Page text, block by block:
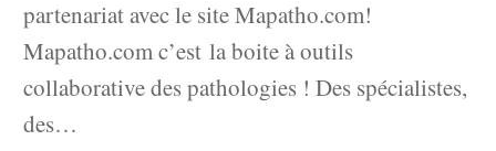
partenariat avec le site Mapatho.com!
Mapatho.com c’est la boite à outils
collaborative des pathologies ! Des spécialistes,
des…